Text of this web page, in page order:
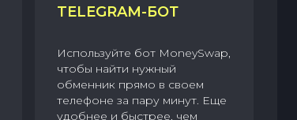
TELEGRAM-БОТ
Используйте бот MoneySwap,
чтобы найти нужный
обменник прямо в своем
телефоне за пару минут. Еще
удобнее и быстрее, чем